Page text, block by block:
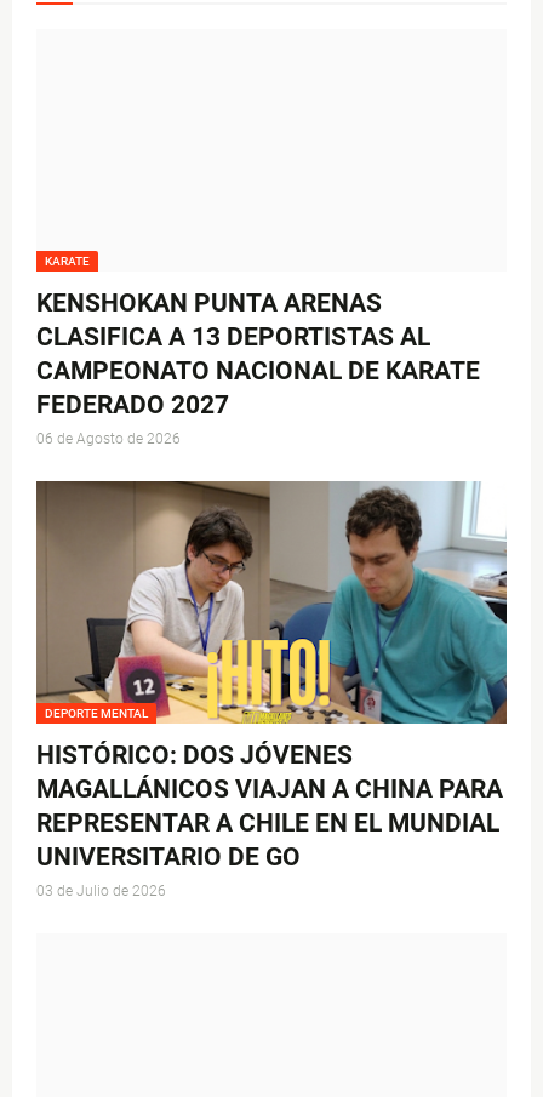
KARATE
KENSHOKAN PUNTA ARENAS
CLASIFICA A 13 DEPORTISTAS AL
CAMPEONATO NACIONAL DE KARATE
FEDERADO 2027
06 de Agosto de 2026
DEPORTE MENTAL
HISTÓRICO: DOS JÓVENES
MAGALLÁNICOS VIAJAN A CHINA PARA
REPRESENTAR A CHILE EN EL MUNDIAL
UNIVERSITARIO DE GO
03 de Julio de 2026